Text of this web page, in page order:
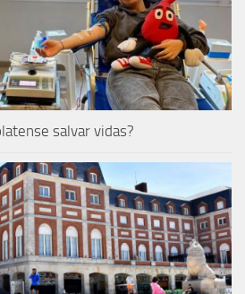
salvar vidas?